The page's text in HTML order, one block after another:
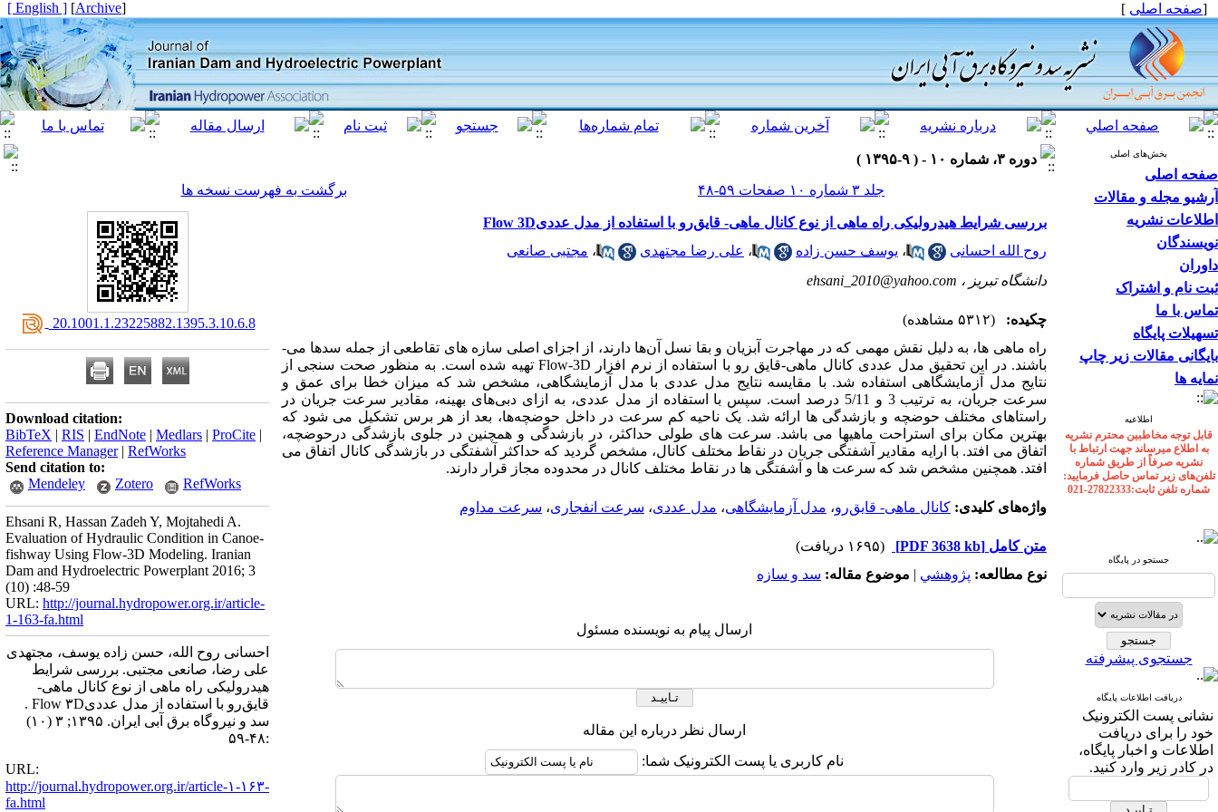
[صفحه اصلی ]
[
Archive
]
[ English ]
بخش‌های اصلی
صفحه اصلی
آرشیو مجله و مقالات
اطلاعات نشریه
نویسندگان
داوران
ثبت نام و اشتراک
تماس با ما
تسهیلات پایگاه
بایگانی مقالات زیر چاپ
نمایه ها
اطلاعیه
قابل توجه مخاطبین محترم نشریه
به اطلاع میرساند جهت ارتباط با
نشریه صرفاً از طریق شماره
تلفن‌های زیر تماس حاصل فرمایید:
شماره تلفن ثابت:27822333-021
جستجو در پایگاه
جستجوی پیشرفته
دریافت اطلاعات پایگاه
نشانی پست الکترونیک
خود را برای دریافت
اطلاعات و اخبار پایگاه،
در کادر زیر وارد کنید.
دوره ۳، شماره ۱۰ - ( ۹-۱۳۹۵ )
جلد ۳ شماره ۱۰ صفحات ۵۹-۴۸
برگشت به فهرست نسخه ها
بررسی شرایط هیدرولیکی راه ماهی از نوع کانال ماهی- قایق‌رو با استفاده از مدل عددیFlow 3D
روح الله احسانی
، یوسف حسن زاده ، علی رضا مجتهدی ، مجتبی صانعی
دانشگاه تبریز ، ehsani_2010@yahoo.com
چکیده:
(۵۳۱۲ مشاهده)
راه ­ماهی ­ها، به دلیل نقش مهمی که در مهاجرت آبزیان و بقا نسل آن‌ها دارند، از اجزای اصلی سازه­ های تقاطعی از جمله سدها می­
باشند. در این تحقیق مدل عددی کانال ماهی-قایق ­رو با استفاده از نرم افزار Flow-3D تهیه شده است. به منظور صحت­ سنجی از
نتایج مدل آزمایشگاهی استفاده شد. با مقایسه نتایج مدل عددی با مدل آزمایشگاهی، مشخص شد که میزان خطا برای عمق و
سرعت جریان، به ترتیب 3 و 5/11 درصد است. سپس با استفاده از مدل عددی، به ازای دبی
های بهینه، مقادیر سرعت جریان در
راستاهای مختلف حوضچه و بازشدگی­ ها ارائه شد. یک ناحیه کم سرعت در داخل حوضچهها، بعد از هر برس تشکیل می­ شود که
بهترین مکان برای استراحت ماهی­ها می­ باشد. سرعت­ های طولی حداکثر، در بازشدگی­ و همچنین در جلوی بازشدگی درحوضچه­،
اتفاق می ­افتد. با ارایه مقادیر آشفتگی جریان در نقاط مختلف کانال، مشخص گردید که حداکثر آشفتگی در بازشدگی کانال اتفاق می
افتد. همچنین مشخص شد که سرعت ها و آشفتگی ها در نقاط مختلف کانال در محدوده مجاز قرار دارند.
واژه‌های کلیدی: کانال ماهی- قایق‌رو، مدل آزمایشگاهی، مدل عددی، سرعت انفجاری، سرعت مداوم
متن کامل [PDF 3638 kb]
(۱۶۹۵ دریافت)
نوع مطالعه: پژوهشي | موضوع مقاله: سد و سازه
ارسال پیام به نویسنده مسئول
ارسال نظر درباره این مقاله
نام کاربری یا پست الکترونیک شما:
‎ 20.1001.1.23225882.1395.3.10.6.8
Download citation:
BibTeX | RIS | EndNote | Medlars | ProCite |
Reference Manager| RefWorks
Send citation to:
Mendeley
Zotero RefWorks
Ehsani R, Hassan Zadeh Y, Mojtahedi A.
Evaluation of Hydraulic Condition in Canoe-
fishway Using Flow-3D Modeling. Iranian
Dam and Hydroelectric Powerplant 2016; 3
(10) :48-59
URL: http://journal.hydropower.org.ir/article-
1-163-fa.html
احسانی روح الله، حسن زاده یوسف، مجتهدی
علی رضا، صانعی مجتبی. بررسی شرایط
هیدرولیکی راه ماهی از نوع کانال ماهی-
قایق‌رو با استفاده از مدل عددیFlow ۳D .
سد و نیروگاه برق آبی ایران. ۱۳۹۵; ۳ (۱۰)
:۴۸-۵۹
URL:
http://journal.hydropower.org.ir/article-۱-۱۶۳-
fa.html